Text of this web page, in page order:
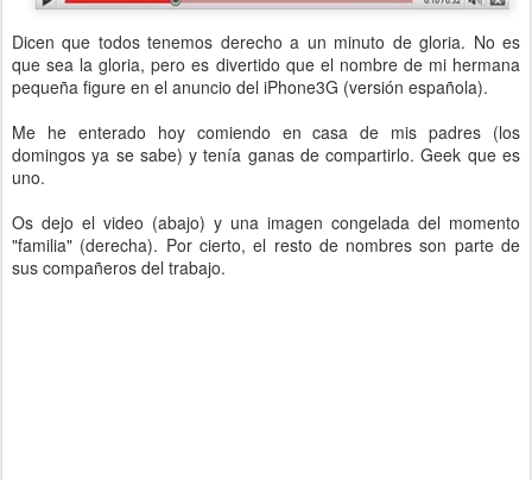
Dicen que todos tenemos derecho a un minuto de gloria. No es
que sea la gloria, pero es divertido que el nombre de mi hermana
pequeña figure en el anuncio del iPhone3G (versión española).
Me he enterado hoy comiendo en casa de mis padres (los
domingos ya se sabe) y tenía ganas de compartirlo. Geek que es
uno.
Os dejo el video (abajo) y una imagen congelada del momento
"familia" (derecha). Por cierto, el resto de nombres son parte de
sus compañeros del trabajo.